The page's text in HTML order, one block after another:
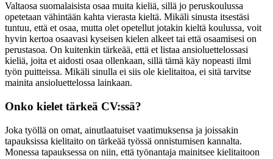
Valtaosa suomalaisista osaa muita kieliä, sillä jo peruskoulussa
opetetaan vähintään kahta vierasta kieltä. Mikäli sinusta itsestäsi
tuntuu, että et osaa, mutta olet opetellut jotakin kieltä koulussa, voit
hyvin kertoa osaavasi kyseisen kielen alkeet tai että osaamisesi on
perustasoa. On kuitenkin tärkeää, että et listaa ansioluettelossasi
kieliä, joita et aidosti osaa ollenkaan, sillä tämä käy nopeasti ilmi
työn puitteissa. Mikäli sinulla ei siis ole kielitaitoa, ei sitä tarvitse
mainita ansioluettelossa lainkaan.
Onko kielet tärkeä CV:ssä?
Joka työllä on omat, ainutlaatuiset vaatimuksensa ja joissakin
tapauksissa kielitaito on tärkeää työssä onnistumisen kannalta.
Monessa tapauksessa on niin, että työnantaja mainitsee kielitaitoon